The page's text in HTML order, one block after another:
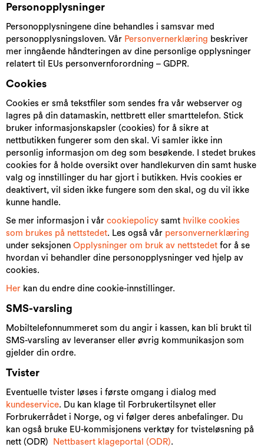
Personopplysninger
Personopplysningene dine behandles i samsvar med
personopplysningsloven. Vår Personvernerklæring beskriver
mer inngående håndteringen av dine personlige opplysninger
relatert til EUs personvernforordning – GDPR.
Cookies
Cookies er små tekstfiler som sendes fra vår webserver og
lagres på din datamaskin, nettbrett eller smarttelefon. Stick
bruker informasjonskapsler (cookies) for å sikre at
nettbutikken fungerer som den skal. Vi samler ikke inn
personlig informasjon om deg som besøkende. I stedet brukes
cookies for å holde oversikt over handlekurven din samt huske
valg og innstillinger du har gjort i butikken. Hvis cookies er
deaktivert, vil siden ikke fungere som den skal, og du vil ikke
kunne handle.
Se mer informasjon i vår cookiepolicy samt hvilke cookies
som brukes på nettstedet. Les også vår personvernerklæring
under seksjonen Opplysninger om bruk av nettstedet for å se
hvordan vi behandler dine personopplysninger ved hjelp av
cookies.
Her kan du endre dine cookie-innstillinger.
SMS-varsling
Mobiltelefonnummeret som du angir i kassen, kan bli brukt til
SMS-varsling av leveranser eller øvrig kommunikasjon som
gjelder din ordre.
Tvister
Eventuelle tvister løses i første omgang i dialog med
kundeservice. Du kan klage til Forbrukertilsynet eller
Forbrukerrådet i Norge, og vi følger deres anbefalinger. Du
kan også bruke EU-kommisjonens verktøy for tvisteløsning på
nett (ODR)
Nettbasert klageportal (ODR).